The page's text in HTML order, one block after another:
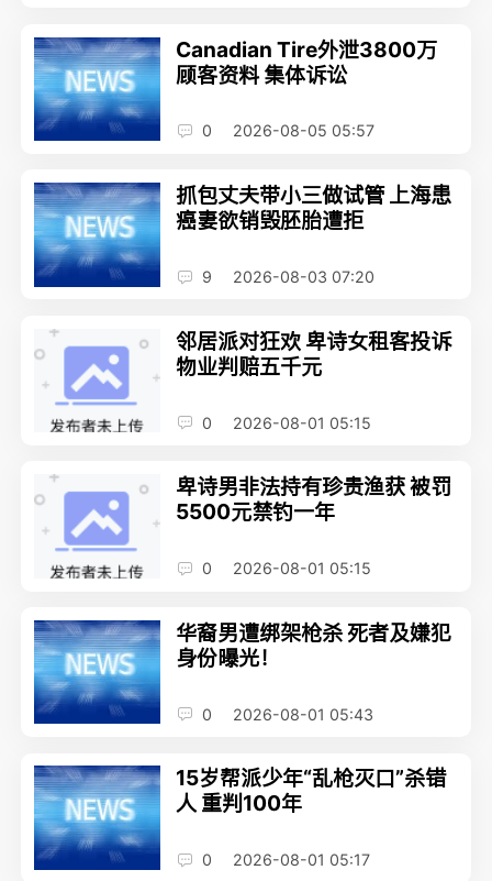
Canadian Tire外泄3800万
顾客资料 集体诉讼
0 2026-08-05 05:57
抓包丈夫带小三做试管 上海患
癌妻欲销毁胚胎遭拒
9 2026-08-03 07:20
邻居派对狂欢 卑诗女租客投诉
物业判赔五千元
0 2026-08-01 05:15
卑诗男非法持有珍贵渔获 被罚
5500元禁钓一年
0 2026-08-01 05:15
华裔男遭绑架枪杀 死者及嫌犯
身份曝光！
0 2026-08-01 05:43
15岁帮派少年“乱枪灭口”杀错
人 重判100年
0 2026-08-01 05:17